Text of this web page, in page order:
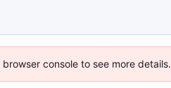
console to see more details.